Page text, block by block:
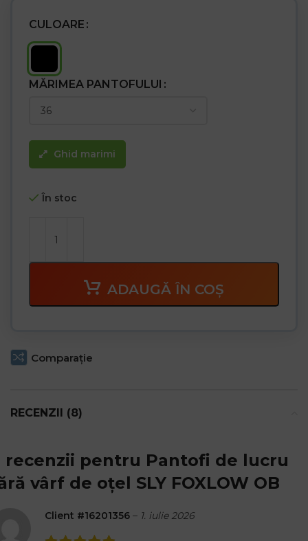
CULOARE
MĂRIMEA PANTOFULUI
Ghid marimi
În stoc
ADAUGĂ ÎN COȘ
Comparaţie
RECENZII (8)
recenzii pentru Pantofi de lucru
vârf de oțel SLY FOXLOW OB
Client #16201356 – 1. iulie 2026